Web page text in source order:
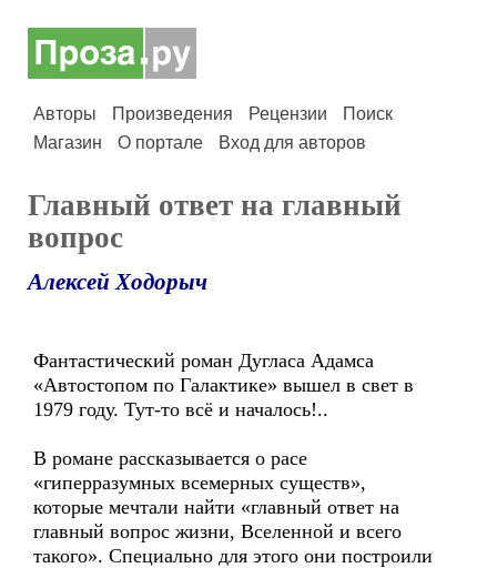
Авторы Произведения Рецензии
Поиск
Магазин
О портале Вход для авторов
Главный ответ на главный
вопрос
Алексей Ходорыч
Фантастический роман Дугласа Адамса
«Автостопом по Галактике» вышел в свет в
1979 году. Тут-то всё и началось!..
В романе рассказывается о расе
«гиперразумных всемерных существ»,
которые мечтали найти «главный ответ на
главный вопрос жизни, Вселенной и всего
такого». Специально для этого они построили